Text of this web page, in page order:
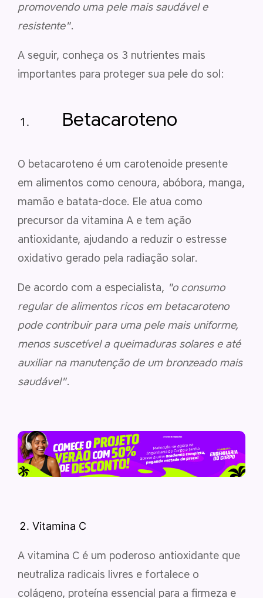
promovendo uma pele mais saudável e
resistente".
A seguir, conheça os 3 nutrientes mais
importantes para proteger sua pele do sol:
Betacaroteno
O betacaroteno é um carotenoide presente
em alimentos como cenoura, abóbora, manga,
mamão e batata-doce. Ele atua como
precursor da vitamina A e tem ação
antioxidante, ajudando a reduzir o estresse
oxidativo gerado pela radiação solar.
De acordo com a especialista, "o consumo
regular de alimentos ricos em betacaroteno
pode contribuir para uma pele mais uniforme,
menos suscetível a queimaduras solares e até
auxiliar na manutenção de um bronzeado mais
saudável".
Vitamina C
A vitamina C é um poderoso antioxidante que
neutraliza radicais livres e fortalece o
colágeno, proteína essencial para a firmeza e